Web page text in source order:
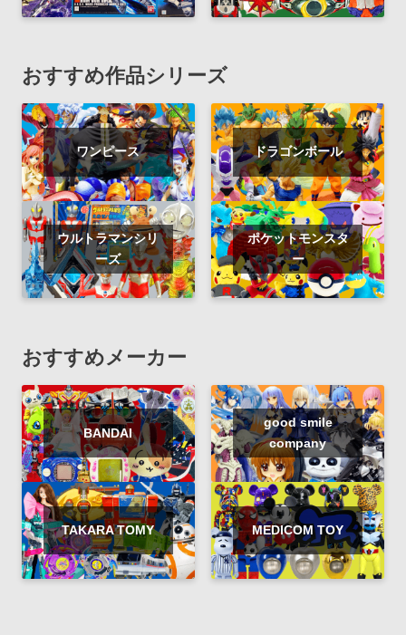
おすすめ作品シリーズ
ワンピース ドラゴンボール
ウルトラマンシリ
ーズ
ポケットモンスタ
ー
おすすめメーカー
BANDAI
good smile
company
TAKARA TOMY MEDICOM TOY